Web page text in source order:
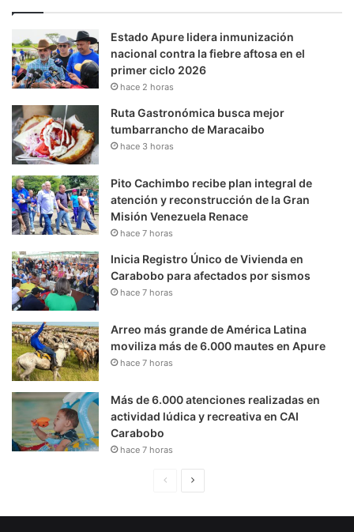
Estado Apure lidera inmunización
nacional contra la fiebre aftosa en el
primer ciclo 2026
hace 2 horas
Ruta Gastronómica busca mejor
tumbarrancho de Maracaibo
hace 3 horas
Pito Cachimbo recibe plan integral de
atención y reconstrucción de la Gran
Misión Venezuela Renace
hace 7 horas
Inicia Registro Único de Vivienda en
Carabobo para afectados por sismos
hace 7 horas
Arreo más grande de América Latina
moviliza más de 6.000 mautes en Apure
hace 7 horas
Más de 6.000 atenciones realizadas en
actividad lúdica y recreativa en CAI
Carabobo
hace 7 horas